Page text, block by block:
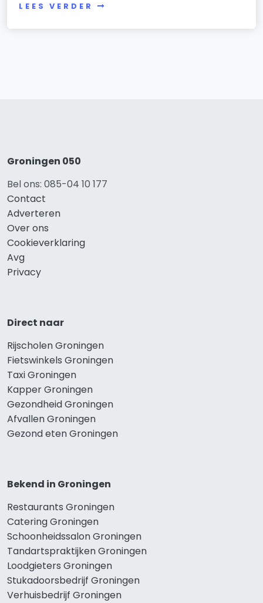
LEES VERDER
Groningen 050
Bel ons: 085-04 10 177
Contact
Adverteren
Over ons
Cookieverklaring
Avg
Privacy
Direct naar
Rijscholen Groningen
Fietswinkels Groningen
Taxi Groningen
Kapper Groningen
Gezondheid Groningen
Afvallen Groningen
Gezond eten Groningen
Bekend in Groningen
Restaurants Groningen
Catering Groningen
Schoonheidssalon Groningen
Tandartspraktijken Groningen
Loodgieters Groningen
Stukadoorsbedrijf Groningen
Verhuisbedrijf Groningen